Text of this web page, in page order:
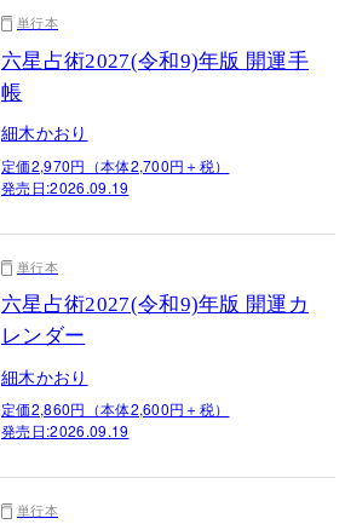
単行本
六星占術2027(令和9)年版 開運手
帳
細木かおり
定価2,970円（本体2,700円＋税）
発売日:2026.09.19
単行本
六星占術2027(令和9)年版 開運カ
レンダー
細木かおり
定価2,860円（本体2,600円＋税）
発売日:2026.09.19
単行本